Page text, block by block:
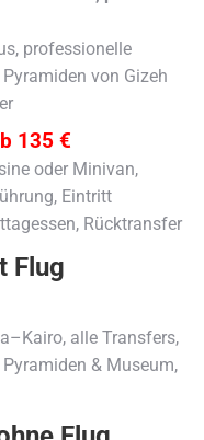
professionelle
von Gizeh
135 €
oder Minivan,
Eintritt
Rücktransfer
Flug
alle Transfers,
& Museum,